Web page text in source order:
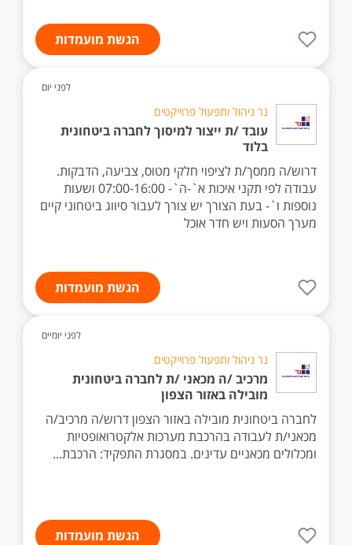
הגשת מועמדות
לפני יום
נר ניהול ותפעול פרוייקטים
עובד /ת ייצור למיסוך לחברה ביטחונית
בלוד
דרוש/ה ממסך/ת לציפוי חלקי מטוס, צביעה, הדבקות.
עבודה לפי תקני איכות א`-ה`- 07:00-16:00 ושעות
נוספות ו`- בעת הצורך יש צורך לעבור סיווג ביטחוני קיים
מערך הסעות ויש חדר אוכל
הגשת מועמדות
לפני יומיים
נר ניהול ותפעול פרוייקטים
מרכיב /ה מכאני /ת לחברה ביטחונית
מובילה באזור הצפון
לחברה ביטחונית מובילה באזור הצפון דרוש/ה מרכיב/ה
מכאני/ת לעבודה בהרכבת מערכות אלקטרואופטיות
ומכלולים מכאניים עדינים. במסגרת התפקיד: הרכבת...
הגשת מועמדות